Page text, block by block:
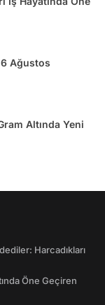
Ağustos
Altında Yeni
Harcadıkları
Öne Geçiren